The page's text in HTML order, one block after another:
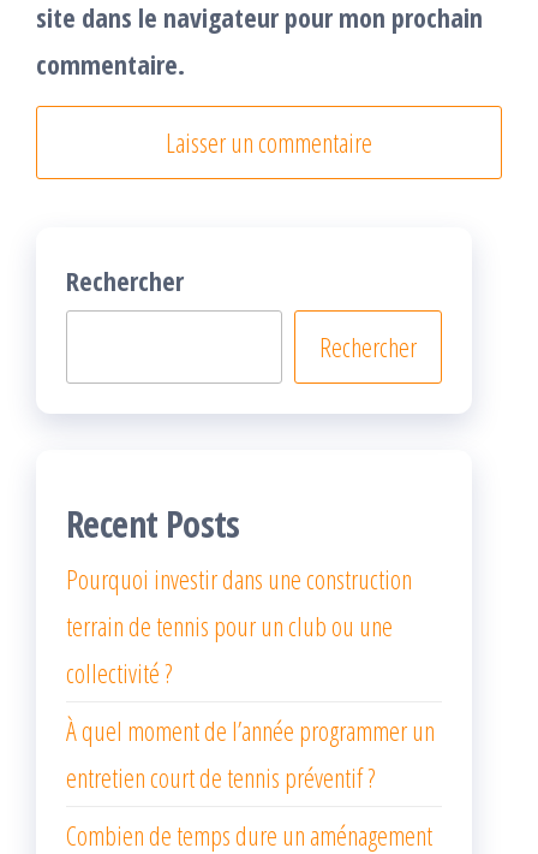
site dans le navigateur pour mon prochain
commentaire.
Rechercher
Rechercher
Recent Posts
Pourquoi investir dans une construction
terrain de tennis pour un club ou une
collectivité ?
À quel moment de l’année programmer un
entretien court de tennis préventif ?
Combien de temps dure un aménagement